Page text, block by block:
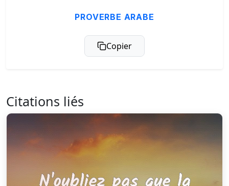
PROVERBE ARABE
Copier
Citations liés